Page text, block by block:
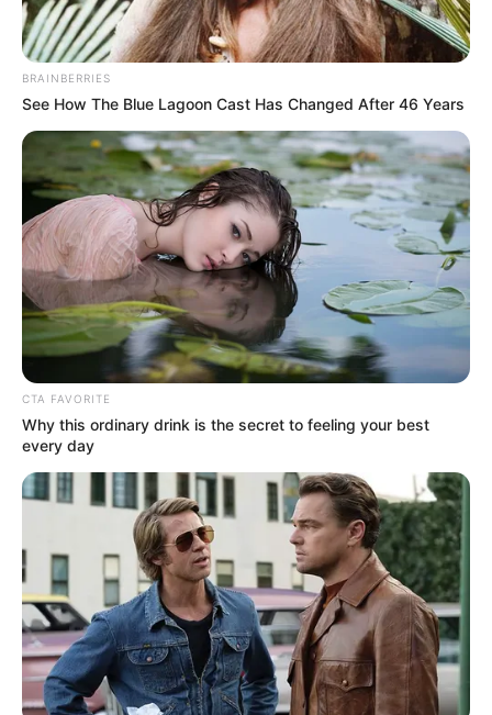
BRAINBERRIES
See How The Blue Lagoon Cast Has Changed After 46 Years
CTA FAVORITE
Why this ordinary drink is the secret to feeling your best
every day